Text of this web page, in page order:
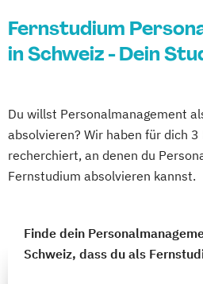
Fernstudium
in Schweiz - Dein
Du willst Personalmanagement
absolvieren? Wir haben für dich
recherchiert, an denen du
Fernstudium absolvieren kannst.
Finde dein
Schweiz, dass du als